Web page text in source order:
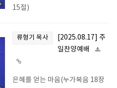
15절)
류형기 목사
[2025.08.17] 주
일찬양예배
은혜를 얻는 마음(누가복음 18장